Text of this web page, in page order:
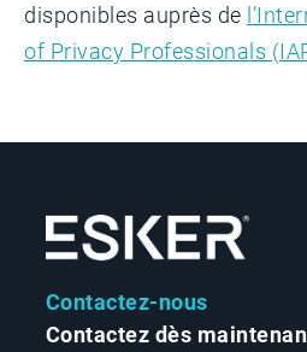
disponibles auprès de
of Privacy Professionals
Contactez-nous
Contactez dès